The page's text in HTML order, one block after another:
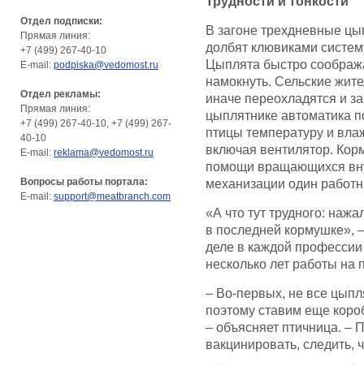
Отдел подписки:
Прямая линия:
+7 (499) 267-40-10
E-mail: podpiska@vedomost.ru
Отдел рекламы:
Прямая линия:
+7 (499) 267-40-10, +7 (499) 267-
40-10
E-mail: reklama@vedomost.ru
Вопросы работы портала:
E-mail: support@meatbranch.com
В загоне трехдневные
долбят клювиками
Цыплята быстро
намокнуть. Сельские
иначе переохладятся и
цыплятнике автоматика
птицы температуру и
включая вентилятор.
помощи вращающихся
механизации один
«А что тут трудного:
в последней кормушке»,
деле в каждой профессии
несколько лет работы на
– Во-первых, не все
поэтому ставим еще
– объясняет птичница.
вакцинировать,